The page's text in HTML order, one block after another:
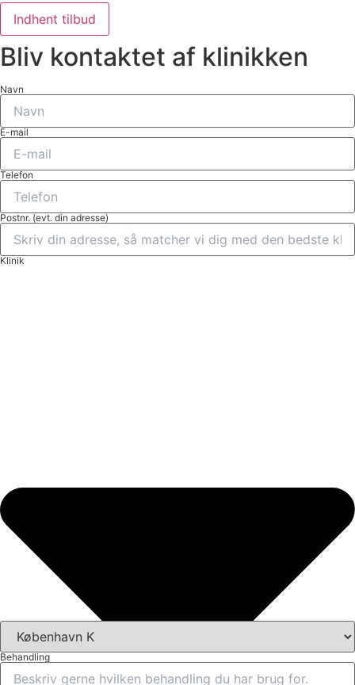
Indhent tilbud
Bliv kontaktet af klinikken
Navn
E-mail
Telefon
Postnr. (evt. din adresse)
Klinik
Behandling